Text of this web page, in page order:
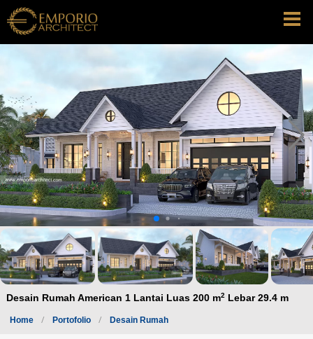
Desain Rumah American 1 Lantai Luas 200 m2 Lebar 29.4 m
Home Portofolio Desain Rumah